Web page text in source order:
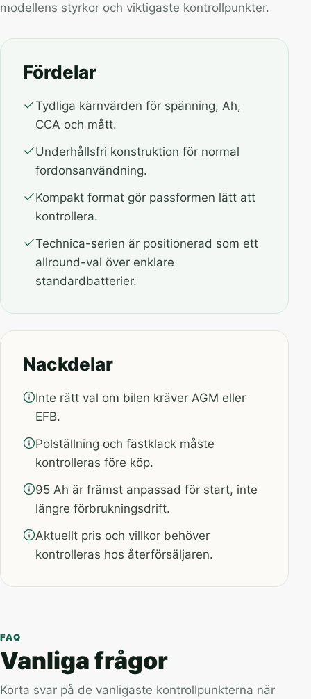
modellens styrkor och viktigaste kontrollpunkter.
Fördelar
Tydliga kärnvärden för spänning, Ah,
CCA och mått.
Underhållsfri konstruktion för normal
fordonsanvändning.
Kompakt format gör passformen lätt att
kontrollera.
Technica-serien är positionerad som ett
allround-val över enklare
standardbatterier.
Nackdelar
Inte rätt val om bilen kräver AGM eller
EFB.
Polställning och fästklack måste
kontrolleras före köp.
95 Ah är främst anpassad för start, inte
längre förbrukningsdrift.
Aktuellt pris och villkor behöver
kontrolleras hos återförsäljaren.
FAQ
Vanliga frågor
Korta svar på de vanligaste kontrollpunkterna när